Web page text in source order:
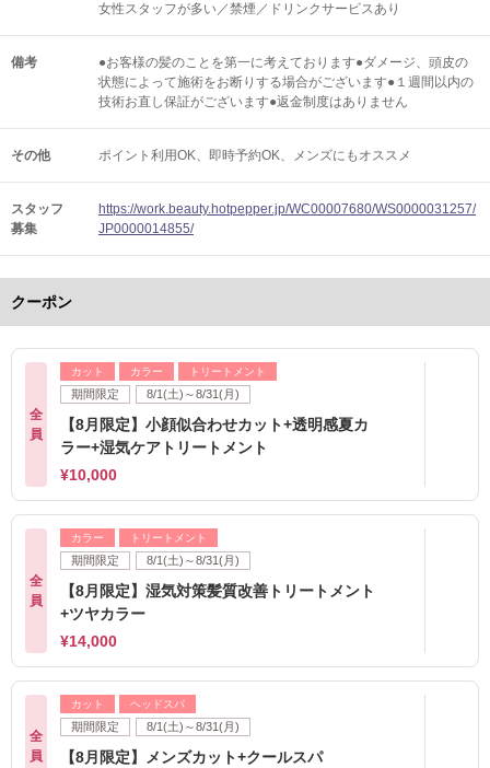
女性スタッフが多い／禁煙／ドリンクサービスあり
備考
●お客様の髪のことを第一に考えております●ダメージ、頭皮の
状態によって施術をお断りする場合がございます●１週間以内の
技術お直し保証がございます●返金制度はありません
その他 ポイント利用OK 即時予約OK メンズにもオススメ
スタッフ
募集
https://work.beauty.hotpepper.jp/WC00007680/WS0000031257/
JP0000014855/
クーポン
全
員
カット カラー トリートメント
期間限定 8/1(土)～8/31(月)
【8月限定】小顔似合わせカット+透明感夏カ
ラー+湿気ケアトリートメント
¥10,000
全
員
カラー トリートメント
期間限定 8/1(土)～8/31(月)
【8月限定】湿気対策髪質改善トリートメント
+ツヤカラー
¥14,000
全
員
カット ヘッドスパ
期間限定 8/1(土)～8/31(月)
【8月限定】メンズカット+クールスパ